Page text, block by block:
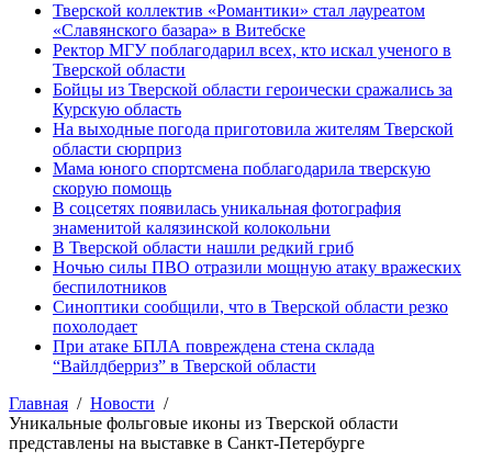
Тверской коллектив «Романтики» стал лауреатом
«Славянского базара» в Витебске
Ректор МГУ поблагодарил всех, кто искал ученого в
Тверской области
Бойцы из Тверской области героически сражались за
Курскую область
На выходные погода приготовила жителям Тверской
области сюрприз
Мама юного спортсмена поблагодарила тверскую
скорую помощь
В соцсетях появилась уникальная фотография
знаменитой калязинской колокольни
В Тверской области нашли редкий гриб
Ночью силы ПВО отразили мощную атаку вражеских
беспилотников
Синоптики сообщили, что в Тверской области резко
похолодает
При атаке БПЛА повреждена стена склада
“Вайлдберриз” в Тверской области
Главная
Новости
Уникальные фольговые иконы из Тверской области
представлены на выставке в Санкт-Петербурге